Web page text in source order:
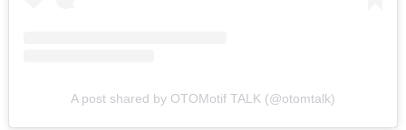
A post shared by OTOMotif TALK (@otomtalk)